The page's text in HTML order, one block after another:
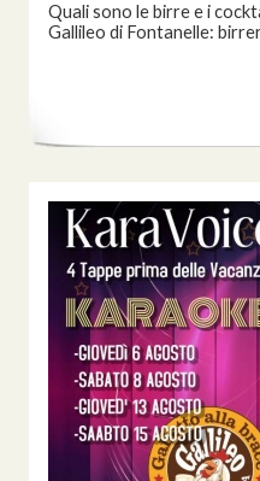
Quali sono le birre e i
Gallileo di Fontanelle: